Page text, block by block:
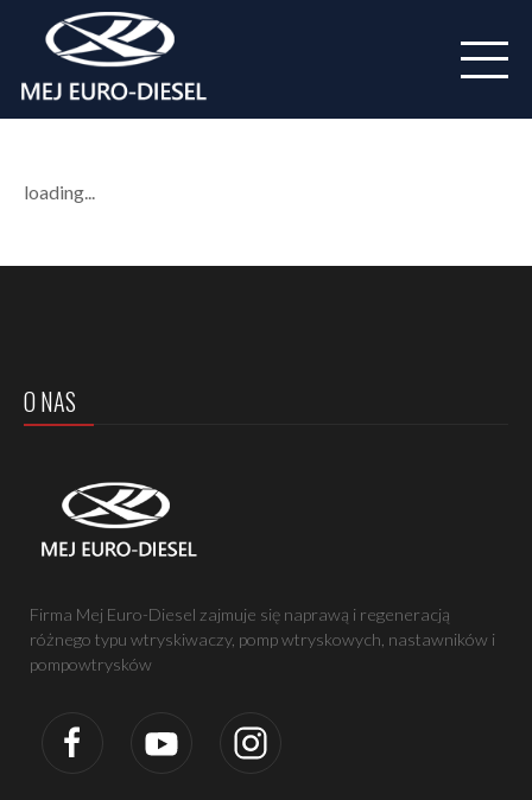
loading...
O NAS
Firma Mej Euro-Diesel zajmuje się naprawą i regeneracją
różnego typu wtryskiwaczy, pomp wtryskowych, nastawników i
pompowtrysków